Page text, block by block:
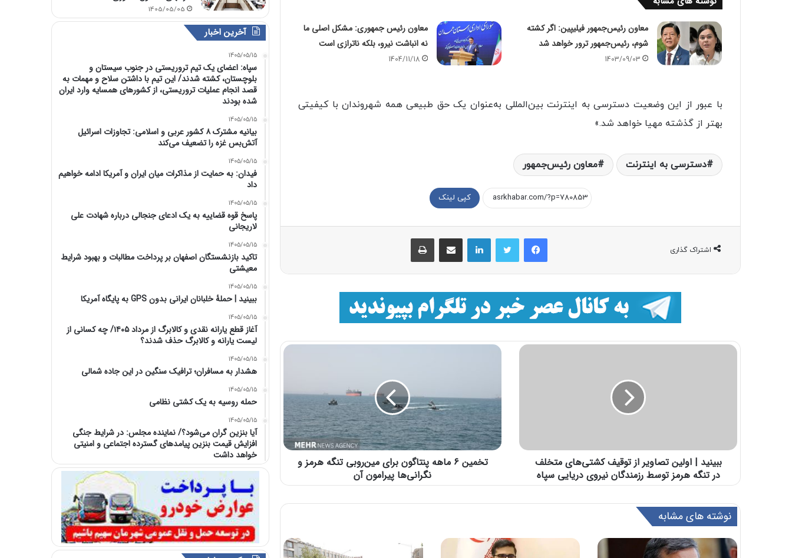
معاون رئیس‌جمهور فیلیپین: اگر کشته
شوم، رئیس‌جمهور ترور خواهد شد
1403/09/03
معاون رئیس جمهوری: مشکل اصلی ما
نه انباشت نیرو، بلکه ناترازی است
1404/11/18
‏با عبور از این وضعیت دسترسی به اینترنت بین‌المللی به‌عنوان یک حق طبیعی همه شهروندان با کیفیتی
بهتر از گذشته مهیا خواهد شد.»
دسترسی به اینترنت معاون رئیس‌جمهور
کپی لینک
اشتراک گذاری
فیسبوک لینکداین
ببینید | اولین تصاویر از توقیف کشتی‌های متخلف
در تنگه هرمز توسط رزمندگان نیروی دریایی سپاه
تخمین ۶ ماهه پنتاگون برای مین‌روبی تنگه هرمز و
نگرانی‌ها پیرامون آن
نوشته های مشابه
1405/05/05
آخرین اخبار
1405/05/15
سپاه: اعضای یک تیم تروریستی در جنوب سیستان و
بلوچستان، کشته شدند/ این تیم با داشتن سلاح و مهمات به
قصد انجام عملیات تروریستی، از کشورهای همسایه وارد ایران
شده بودند
1405/05/15
بیانیه مشترک ۸ کشور عربی و اسلامی: تجاوزات اسرائیل
آتش‌بس غزه را تضعیف می‌کند
1405/05/15
فیدان: به حمایت از مذاکرات میان ایران و آمریکا ادامه خواهیم
داد
1405/05/15
پاسخ قوه قضاییه به یک ادعای جنجالی درباره شهادت علی
لاریجانی
1405/05/15
تاکید بازنشستگان اصفهان بر پرداخت مطالبات و بهبود شرایط
معیشتی
1405/05/15
ببینید | حملۀ خلبانان ایرانی بدون GPS به پایگاه آمریکا
1405/05/15
آغاز قطع یارانه نقدی و کالابرگ از مرداد ۱۴۰۵/ چه کسانی از
لیست یارانه و کالابرگ حذف شدند؟
1405/05/15
هشدار به مسافران؛ ترافیک سنگین در این جاده شمالی
1405/05/15
حمله روسیه به یک کشتی نظامی
1405/05/15
آیا بنزین گران می‌شود؟/ نماینده مجلس: در شرایط جنگی
افزایش قیمت بنزین پیامدهای گسترده اجتماعی و امنیتی
خواهد داشت